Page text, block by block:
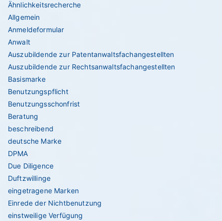
Ähnlichkeitsrecherche
Allgemein
Anmeldeformular
Anwalt
Auszubildende zur Patentanwaltsfachangestellten
Auszubildende zur Rechtsanwaltsfachangestellten
Basismarke
Benutzungspflicht
Benutzungsschonfrist
Beratung
beschreibend
deutsche Marke
DPMA
Due Diligence
Duftzwillinge
eingetragene Marken
Einrede der Nichtbenutzung
einstweilige Verfügung